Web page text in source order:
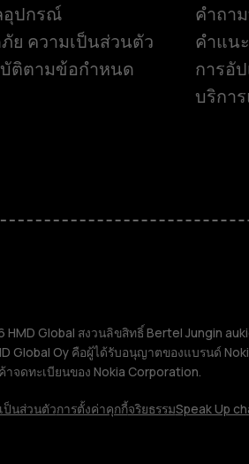
น
ริม
อุปกรณ์
ย ความเป็นส่วนตัว
ติตามข้อกำหนด
คำถา
คำแน
การอั
บริกา
HMD Global สงวนลิขสิทธิ์ Bertel Jungin
Global Oy คือผู้ได้รับอนุญาตของแบรนด์
าจดทะเบียนของ Nokia Corporation.
ป็นส่วนตัวการตั้งค่าคุกกี้จริยธรรมSpeak Up